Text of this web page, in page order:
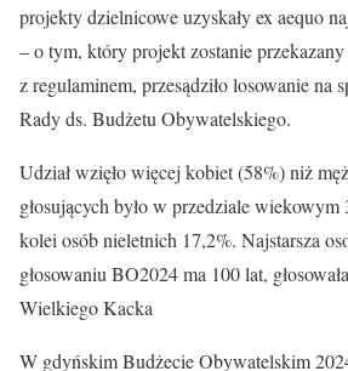
projekty dzielnicowe uzyskały ex aequo
– o tym, który projekt zostanie
z regulaminem, przesądziło losowanie na
Rady ds. Budżetu Obywatelskiego.
Udział wzięło więcej kobiet (58%) niż
głosujących było w przedziale
kolei osób nieletnich 17,2%. Najstarsza
głosowaniu BO2024 ma 100 lat,
Wielkiego Kacka
W gdyńskim Budżecie Obywatelskim